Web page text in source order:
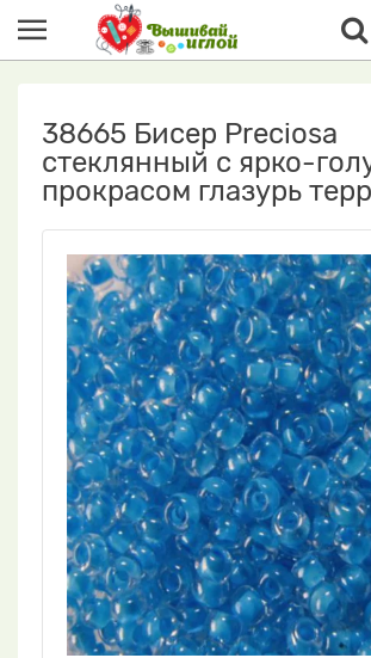
38665 Бисер Preciosa
стеклянный с ярко-
прокрасом глазурь